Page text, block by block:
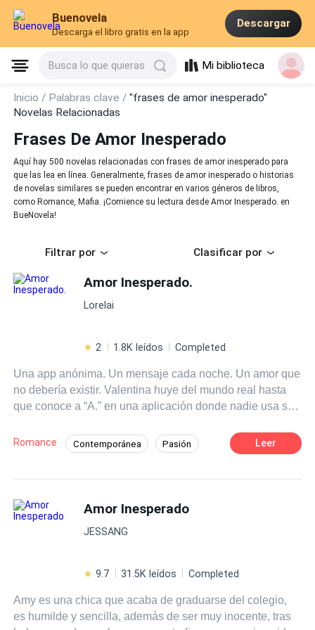
Buenovela
Descarga el libro gratis en la app
Descargar
Busca lo que quieras Mi biblioteca
Inicio / Palabras clave /"frases de amor inesperado"
Novelas Relacionadas
Frases De Amor Inesperado
Aquí hay 500 novelas relacionadas con frases de amor inesperado para
que las lea en línea. Generalmente, frases de amor inesperado o historias
de novelas similares se pueden encontrar en varios géneros de libros,
como Romance, Mafia. ¡Comience su lectura desde Amor Inesperado. en
BueNovela!
Filtrar por Clasificar por
Amor Inesperado.
Lorelai
2 1.8K leídos Completed
Una app anónima. Un mensaje cada noche. Un amor que
no debería existir. Valentina huye del mundo real hasta
que conoce a “A.” en una aplicación donde nadie usa su
que parece imposible: confianza, cariño y una conexión
que la hace sonreír cada vez que vibra su teléfono. Lo
vuelve a ser igual. El hombre que la trataba con frialdad
cada mañana era el mismo que le prometía amor cada
noche. Y justo cuando intenta escapar de esa confusión,
nuevo comienzo. Entre el secreto, la traición y el deseo,
cuando se construye sobre una mentira.
Romance Contemporánea Pasión
Millonario Instantáneo Triángulo Amoroso
Leer
Amor Inesperado
JESSANG
9.7 31.5K leídos Completed
Amy es una chica que acaba de graduarse del colegio,
es humilde y sencilla, además de ser muy inocente, tras